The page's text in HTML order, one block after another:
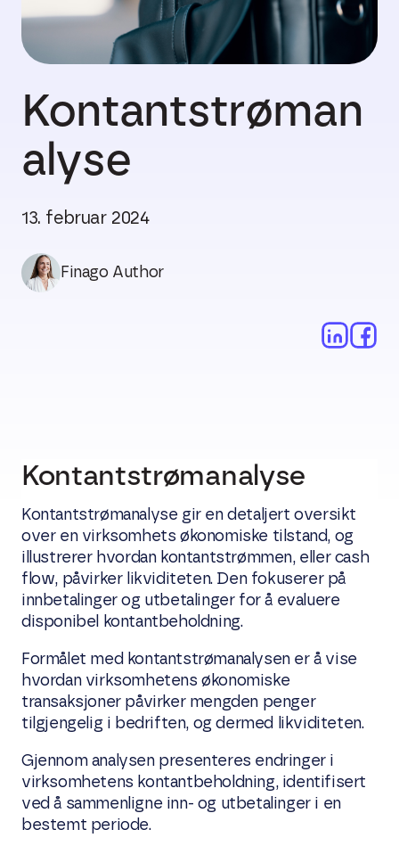
Kontantstrøman
alyse
13. februar 2024
Finago Author
Kontantstrømanalyse
Kontantstrømanalyse gir en detaljert oversikt
over en virksomhets økonomiske tilstand, og
illustrerer hvordan kontantstrømmen, eller cash
flow, påvirker likviditeten. Den fokuserer på
innbetalinger og utbetalinger for å evaluere
disponibel kontantbeholdning.
Formålet med kontantstrømanalysen er å vise
hvordan virksomhetens økonomiske
transaksjoner påvirker mengden penger
tilgjengelig i bedriften, og dermed likviditeten.
Gjennom analysen presenteres endringer i
virksomhetens kontantbeholdning, identifisert
ved å sammenligne inn- og utbetalinger i en
bestemt periode.